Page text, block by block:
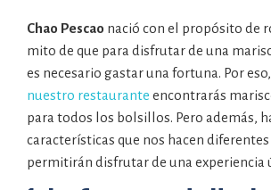
Chao Pescao nació con el propósito de
mito de que para disfrutar de una
es necesario gastar una fortuna. Por
nuestro restaurante encontrarás
para todos los bolsillos. Pero además,
características que nos hacen diferentes
permitirán disfrutar de una experiencia